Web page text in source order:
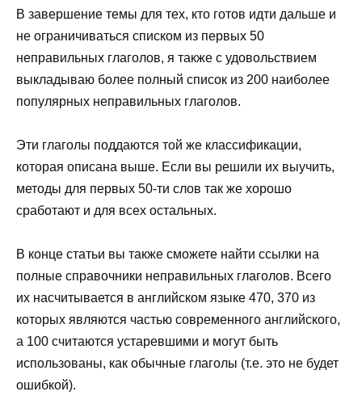
В завершение темы для тех, кто готов идти дальше и
не ограничиваться списком из первых 50
неправильных глаголов, я также с удовольствием
выкладываю более полный список из 200 наиболее
популярных неправильных глаголов.
Эти глаголы поддаются той же классификации,
которая описана выше. Если вы решили их выучить,
методы для первых 50-ти слов так же хорошо
сработают и для всех остальных.
В конце статьи вы также сможете найти ссылки на
полные справочники неправильных глаголов. Всего
их насчитывается в английском языке 470, 370 из
которых являются частью современного английского,
а 100 считаются устаревшими и могут быть
использованы, как обычные глаголы (т.е. это не будет
ошибкой).